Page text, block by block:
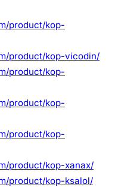
product/kop-
product/kop-vicodin/
product/kop-
product/kop-
product/kop-
product/kop-xanax/
product/kop-ksalol/